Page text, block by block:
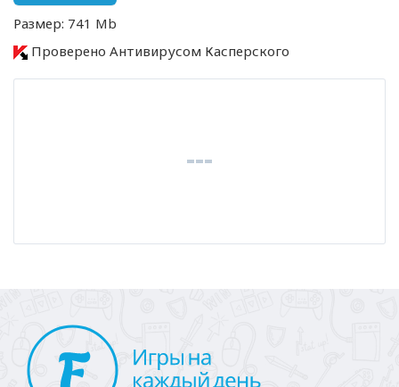
Размер: 741 Mb
Проверено Антивирусом Касперского